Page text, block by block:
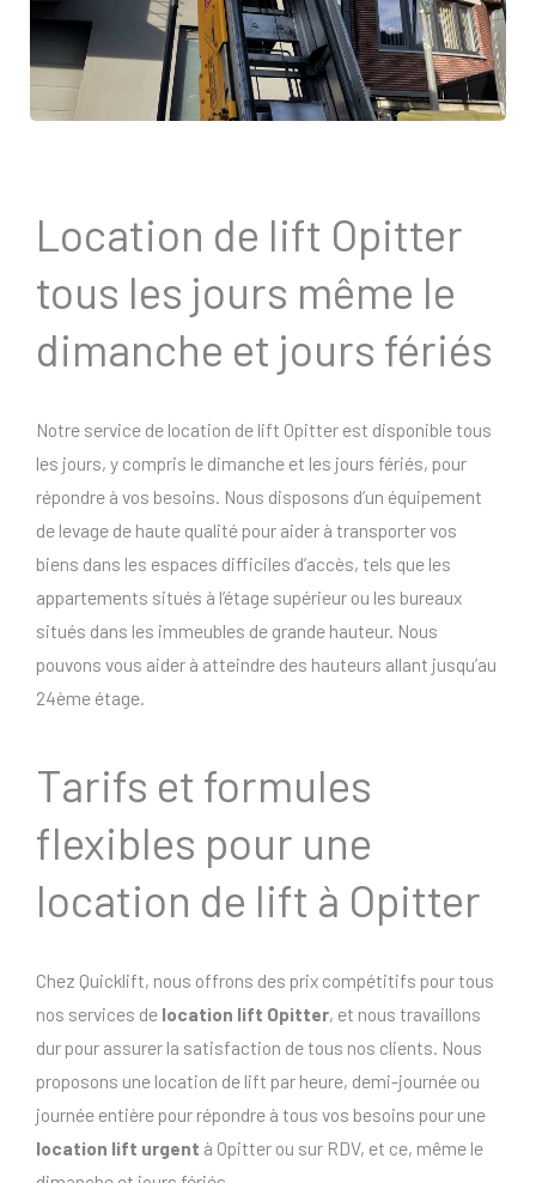
Location de lift Opitter
tous les jours même le
dimanche et jours fériés
Notre service de location de lift Opitter est disponible tous
les jours, y compris le dimanche et les jours fériés, pour
répondre à vos besoins. Nous disposons d’un équipement
de levage de haute qualité pour aider à transporter vos
biens dans les espaces difficiles d’accès, tels que les
appartements situés à l’étage supérieur ou les bureaux
situés dans les immeubles de grande hauteur. Nous
pouvons vous aider à atteindre des hauteurs allant jusqu’au
24ème étage.
Tarifs et formules
flexibles pour une
location de lift à Opitter
Chez Quicklift, nous offrons des prix compétitifs pour tous
nos services de location lift Opitter, et nous travaillons
dur pour assurer la satisfaction de tous nos clients. Nous
proposons une location de lift par heure, demi-journée ou
journée entière pour répondre à tous vos besoins pour une
location lift urgent à Opitter ou sur RDV, et ce, même le